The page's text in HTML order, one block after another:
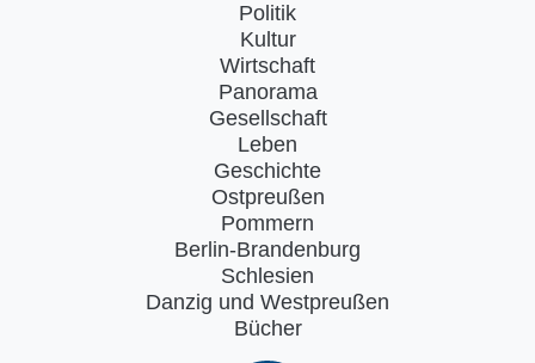
Politik
Kultur
Wirtschaft
Panorama
Gesellschaft
Leben
Geschichte
Ostpreußen
Pommern
Berlin-Brandenburg
Schlesien
Danzig und Westpreußen
Bücher